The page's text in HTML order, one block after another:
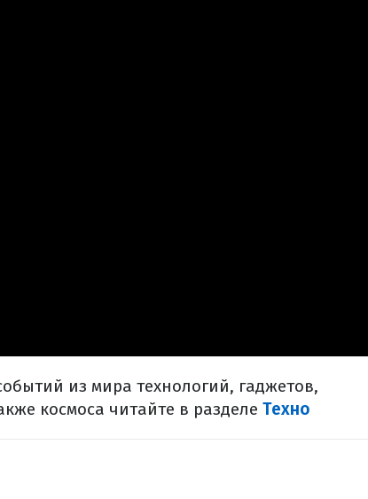
из мира технологий, гаджетов,
космоса читайте в разделе Техно